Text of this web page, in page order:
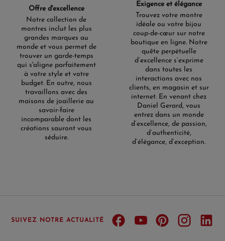
Offre d'excellence
Notre collection de
montres inclut les plus
grandes marques au
monde et vous permet de
trouver un garde-temps
qui s'aligne parfaitement
à votre style et votre
budget. En outre, nous
travaillons avec des
maisons de joaillerie au
savoir-faire
incomparable dont les
créations sauront vous
séduire.
Exigence et élégance
Trouvez votre montre
idéale ou votre bijou
coup-de-cœur sur notre
boutique en ligne. Notre
quête perpétuelle
d’excellence s’exprime
dans toutes les
interactions avec nos
clients, en magasin et sur
internet. En venant chez
Daniel Gerard, vous
entrez dans un monde
d’excellence, de passion,
d’authenticité,
d’élégance, d’exception.
SUIVEZ NOTRE ACTUALITÉ